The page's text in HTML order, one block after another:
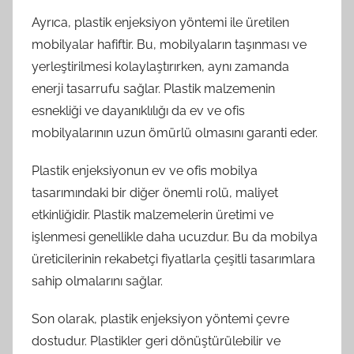
Ayrıca, plastik enjeksiyon yöntemi ile üretilen
mobilyalar hafiftir. Bu, mobilyaların taşınması ve
yerleştirilmesi kolaylaştırırken, aynı zamanda
enerji tasarrufu sağlar. Plastik malzemenin
esnekliği ve dayanıklılığı da ev ve ofis
mobilyalarının uzun ömürlü olmasını garanti eder.
Plastik enjeksiyonun ev ve ofis mobilya
tasarımındaki bir diğer önemli rolü, maliyet
etkinliğidir. Plastik malzemelerin üretimi ve
işlenmesi genellikle daha ucuzdur. Bu da mobilya
üreticilerinin rekabetçi fiyatlarla çeşitli tasarımlara
sahip olmalarını sağlar.
Son olarak, plastik enjeksiyon yöntemi çevre
dostudur. Plastikler geri dönüştürülebilir ve